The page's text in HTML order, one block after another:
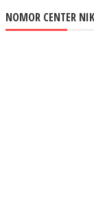
NOMOR CENTER